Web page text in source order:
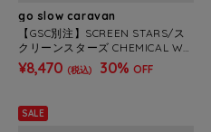
go slow caravan
【GSC別注】SCREEN STARS/ス
クリーンスターズ CHEMICAL WA
SH ZIP PARKER (MENS)
¥8,470 (税込) 30% OFF
SALE